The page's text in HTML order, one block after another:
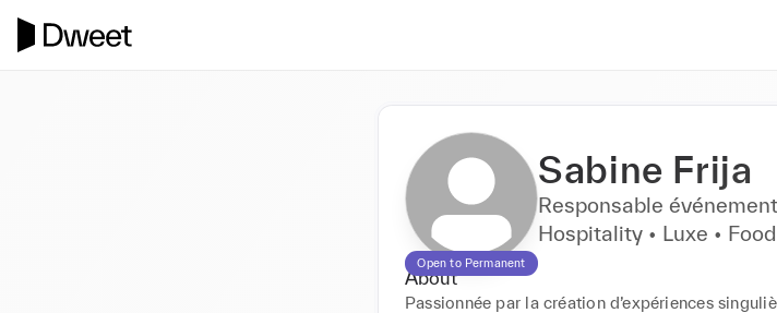
Open to Permanent
Sabine Frija
Responsable
Hospitality • Luxe •
About
Passionnée par la création d’expériences